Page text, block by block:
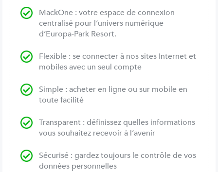
MackOne : votre espace de connexion
centralisé pour l’univers numérique
d’Europa-Park Resort.
Flexible : se connecter à nos sites Internet et
mobiles avec un seul compte
Simple : acheter en ligne ou sur mobile en
toute facilité
Transparent : définissez quelles informations
vous souhaitez recevoir à l’avenir
Sécurisé : gardez toujours le contrôle de vos
données personnelles